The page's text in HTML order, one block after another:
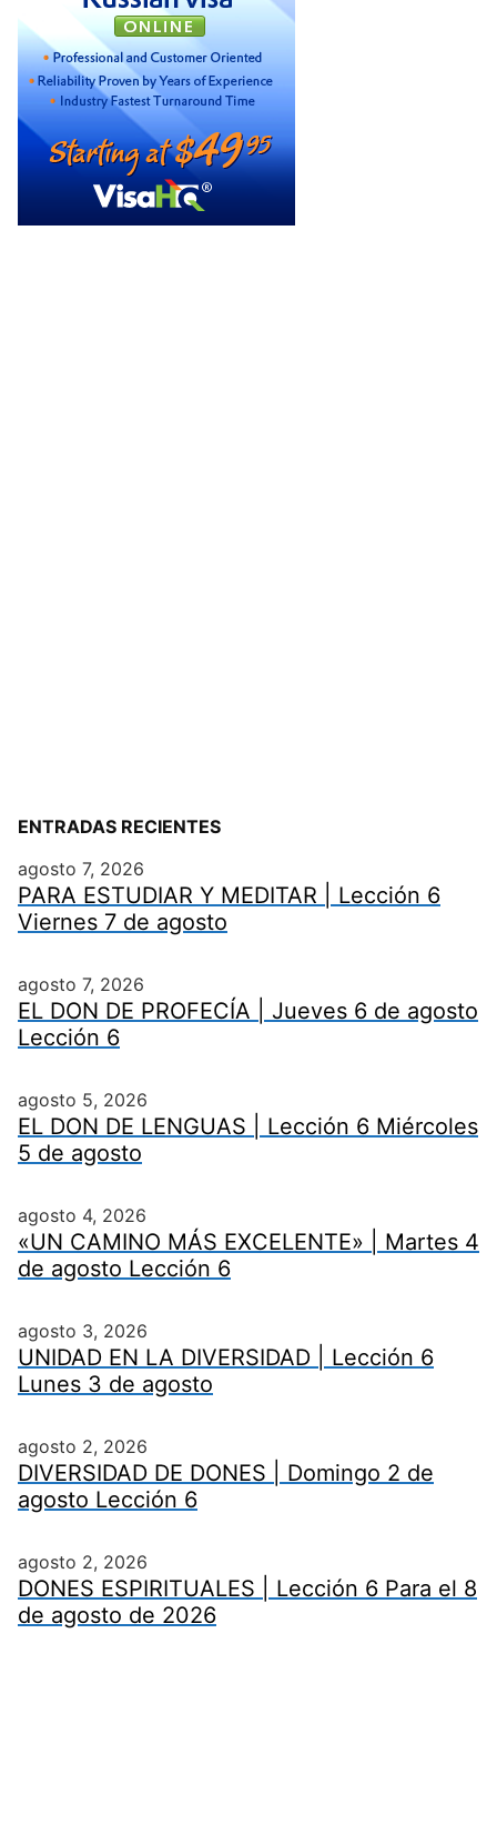
ENTRADAS RECIENTES
agosto 7, 2026
PARA ESTUDIAR Y MEDITAR | Lección 6
Viernes 7 de agosto
agosto 7, 2026
EL DON DE PROFECÍA | Jueves 6 de agosto
Lección 6
agosto 5, 2026
EL DON DE LENGUAS | Lección 6 Miércoles
5 de agosto
agosto 4, 2026
«UN CAMINO MÁS EXCELENTE» | Martes 4
de agosto Lección 6
agosto 3, 2026
UNIDAD EN LA DIVERSIDAD | Lección 6
Lunes 3 de agosto
agosto 2, 2026
DIVERSIDAD DE DONES | Domingo 2 de
agosto Lección 6
agosto 2, 2026
DONES ESPIRITUALES | Lección 6 Para el 8
de agosto de 2026